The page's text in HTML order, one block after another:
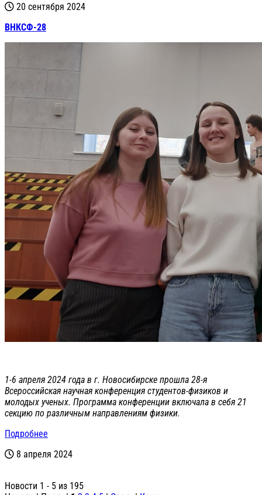
20 сентября 2024
ВНКСФ-28
1-6 апреля 2024 года в г. Новосибирске прошла 28-я
Всероссийская научная конференция студентов-физиков и
молодых ученых. Программа конференции включала в себя 21
секцию по различным направлениям физики.
Подробнее
8 апреля 2024
Новости 1 - 5 из 195